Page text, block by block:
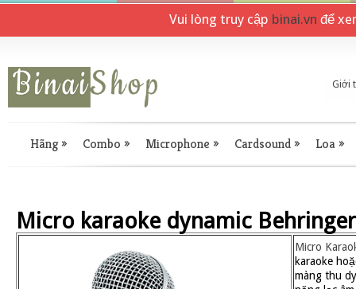
Vui lòng truy cập binai.vn để
Giới
Hãng» Combo » Microphone » Cardsound» Loa»
Micro karaoke dynamic Behringer
Micro
karaoke
màng thu